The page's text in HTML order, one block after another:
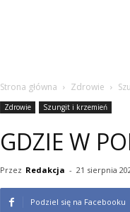
Strona główna Zdrowie
Zdrowie Szungit i krzemień
GDZIE W
Przez Redakcja - 21 sierpnia
Podziel się na Facebooku